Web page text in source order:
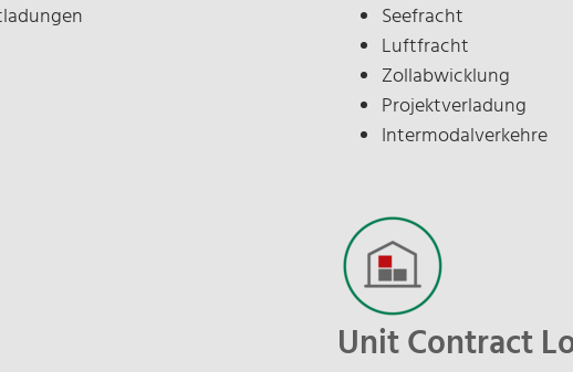
Seefracht
Luftfracht
Zollabwicklung
Projektverladung
Intermodalverkehre
Unit Contract